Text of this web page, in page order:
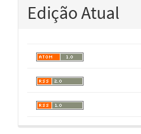
Edição Atual